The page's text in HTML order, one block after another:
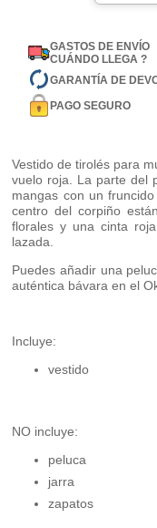
GASTOS DE ENVÍO
CUÁNDO LLEGA ?
GARANTÍA DE
PAGO SEGURO
Vestido de tirolés para
vuelo roja. La parte del
mangas con un
centro del corpiño
florales y una cinta
lazada.
Puedes añadir una
auténtica bávara en el
Incluye:
vestido
NO incluye:
peluca
jarra
zapatos